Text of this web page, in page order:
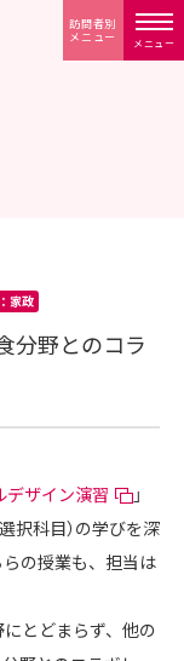
メニュー
訪問者別
メニュー
家政
分野とのコラ
デザイン演習
」
選択科目）の学びを深
の授業も、担当は
とどまらず、他の